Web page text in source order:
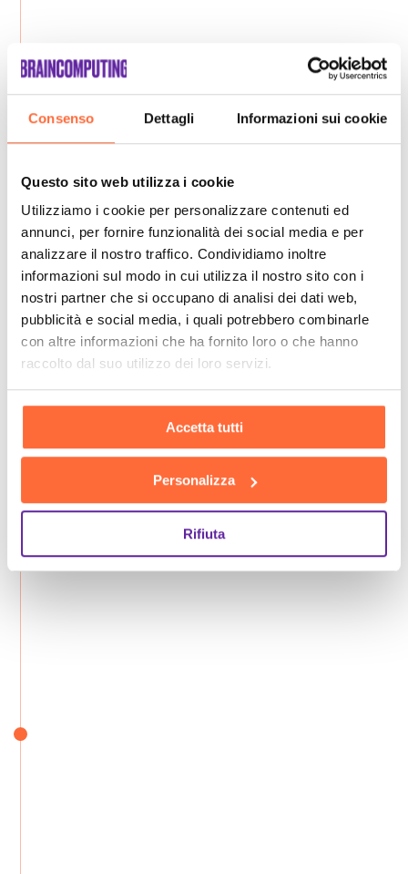
Consenso Dettagli Informazioni sui cookie
Questo sito web utilizza i cookie
Utilizziamo i cookie per personalizzare contenuti ed
annunci, per fornire funzionalità dei social media e per
analizzare il nostro traffico. Condividiamo inoltre
informazioni sul modo in cui utilizza il nostro sito con i
nostri partner che si occupano di analisi dei dati web,
pubblicità e social media, i quali potrebbero combinarle
con altre informazioni che ha fornito loro o che hanno
raccolto dal suo utilizzo dei loro servizi.
Accetta tutti
Personalizza
Rifiuta